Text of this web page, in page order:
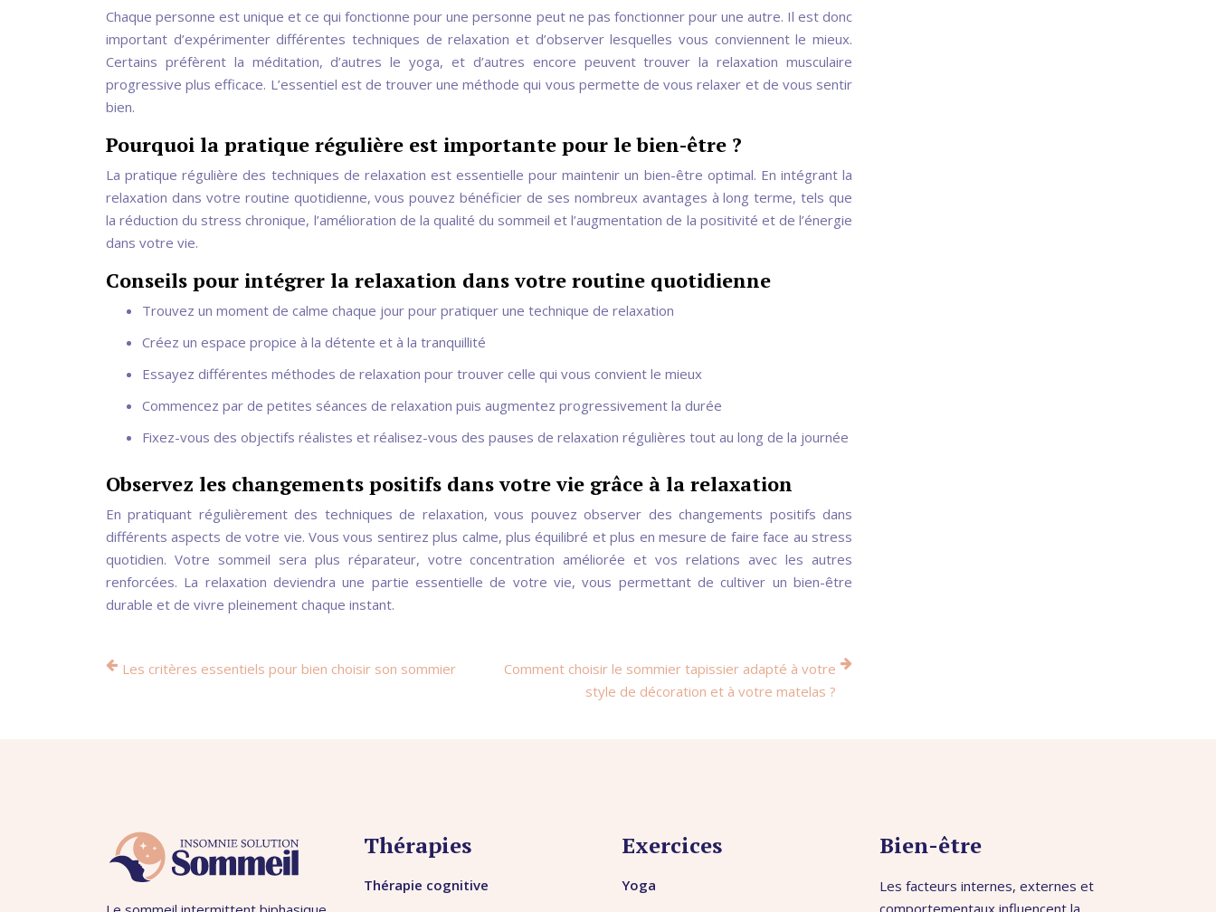
Chaque personne est unique et ce qui fonctionne pour une personne peut ne pas fonctionner pour une autre. Il est donc
important d’expérimenter différentes techniques de relaxation et d’observer lesquelles vous conviennent le mieux.
Certains préfèrent la méditation, d’autres le yoga, et d’autres encore peuvent trouver la relaxation musculaire
progressive plus efficace. L’essentiel est de trouver une méthode qui vous permette de vous relaxer et de vous sentir
bien.
Pourquoi la pratique régulière est importante pour le bien-être ?
La pratique régulière des techniques de relaxation est essentielle pour maintenir un bien-être optimal. En intégrant la
relaxation dans votre routine quotidienne, vous pouvez bénéficier de ses nombreux avantages à long terme, tels que
la réduction du stress chronique, l’amélioration de la qualité du sommeil et l’augmentation de la positivité et de l’énergie
dans votre vie.
Conseils pour intégrer la relaxation dans votre routine quotidienne
Trouvez un moment de calme chaque jour pour pratiquer une technique de relaxation
Créez un espace propice à la détente et à la tranquillité
Essayez différentes méthodes de relaxation pour trouver celle qui vous convient le mieux
Commencez par de petites séances de relaxation puis augmentez progressivement la durée
Fixez-vous des objectifs réalistes et réalisez-vous des pauses de relaxation régulières tout au long de la journée
Observez les changements positifs dans votre vie grâce à la relaxation
En pratiquant régulièrement des techniques de relaxation, vous pouvez observer des changements positifs dans
différents aspects de votre vie. Vous vous sentirez plus calme, plus équilibré et plus en mesure de faire face au stress
quotidien. Votre sommeil sera plus réparateur, votre concentration améliorée et vos relations avec les autres
renforcées. La relaxation deviendra une partie essentielle de votre vie, vous permettant de cultiver un bien-être
durable et de vivre pleinement chaque instant.
Les critères essentiels pour bien choisir son sommier
Comment choisir le sommier tapissier adapté à votre
style de décoration et à votre matelas ?
Thérapies
Thérapie cognitive
Exercices
Yoga
Bien-être
Les facteurs internes, externes et
comportementaux influencent la